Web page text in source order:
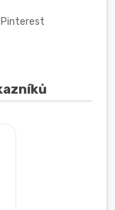
Pinterest